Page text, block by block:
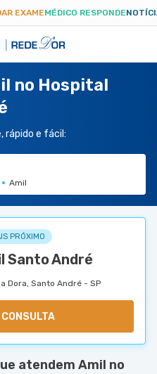
EXAMEMÉDICO RESPONDE
no Hospital
rápido e fácil:
Amil
PRÓXIMO
Santo André
Dora, Santo André - SP
atendem Amil no